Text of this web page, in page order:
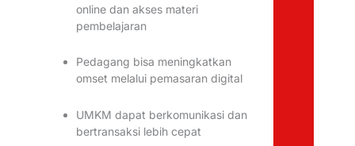
online dan akses materi
pembelajaran
Pedagang bisa meningkatkan
omset melalui pemasaran digital
UMKM dapat berkomunikasi dan
bertransaksi lebih cepat